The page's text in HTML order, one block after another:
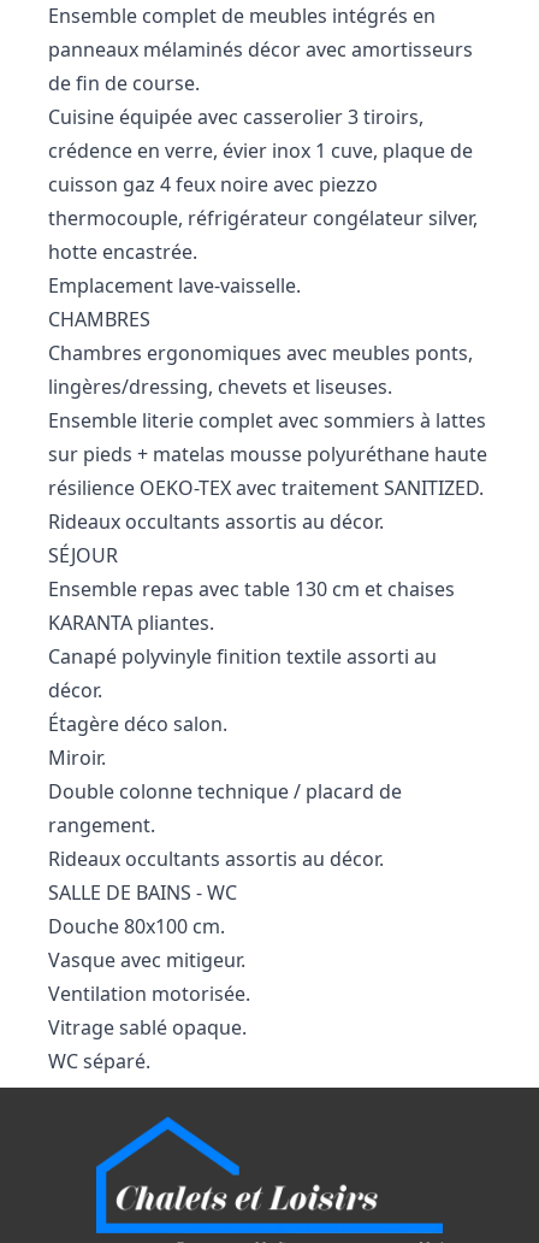
Ensemble complet de meubles intégrés en
panneaux mélaminés décor avec amortisseurs
de fin de course.
Cuisine équipée avec casserolier 3 tiroirs,
crédence en verre, évier inox 1 cuve, plaque de
cuisson gaz 4 feux noire avec piezzo
thermocouple, réfrigérateur congélateur silver,
hotte encastrée.
Emplacement lave-vaisselle.
CHAMBRES
Chambres ergonomiques avec meubles ponts,
lingères/dressing, chevets et liseuses.
Ensemble literie complet avec sommiers à lattes
sur pieds + matelas mousse polyuréthane haute
résilience OEKO-TEX avec traitement SANITIZED.
Rideaux occultants assortis au décor.
SÉJOUR
Ensemble repas avec table 130 cm et chaises
KARANTA pliantes.
Canapé polyvinyle finition textile assorti au
décor.
Étagère déco salon.
Miroir.
Double colonne technique / placard de
rangement.
Rideaux occultants assortis au décor.
SALLE DE BAINS - WC
Douche 80x100 cm.
Vasque avec mitigeur.
Ventilation motorisée.
Vitrage sablé opaque.
WC séparé.